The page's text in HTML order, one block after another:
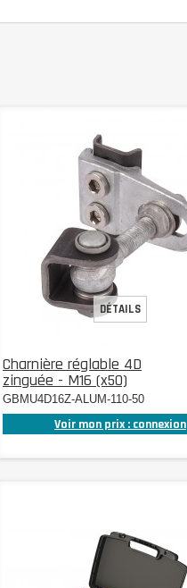
Charnière réglable 4D
zinguée - M16 (x50)
GBMU4D16Z-ALUM-110-50
Voir mon prix : connexion
DÉTAILS